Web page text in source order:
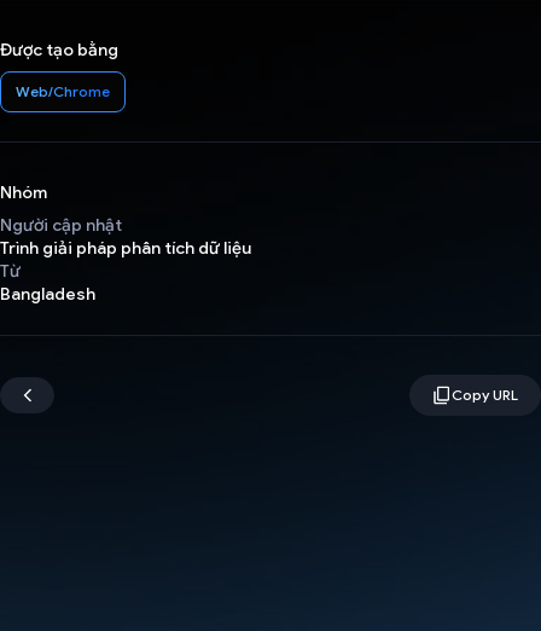
Được tạo bằng
Web/Chrome
Nhóm
Người cập nhật
Trình giải pháp phân tích dữ liệu
Từ
Bangladesh